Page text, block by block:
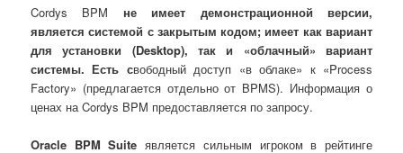
Cordys BPM
не имеет демонстрационной версии,
является системой с закрытым кодом; имеет как вариант
для установки (Desktop), так и «облачный» вариант
системы. Есть свободный доступ «в облаке» к «Process
Factory» (предлагается отдельно от BPMS). Информация о
ценах на Cordys BPM предоставляется по запросу.
Oracle BPM Suiteявляется сильным игроком в рейтинге